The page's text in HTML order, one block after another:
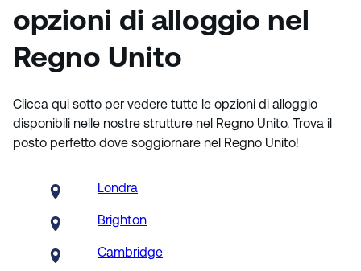
opzioni di alloggio nel
Regno Unito
Clicca qui sotto per vedere tutte le opzioni di alloggio
disponibili nelle nostre strutture nel Regno Unito. Trova il
posto perfetto dove soggiornare nel Regno Unito!
Londra
Brighton
Cambridge